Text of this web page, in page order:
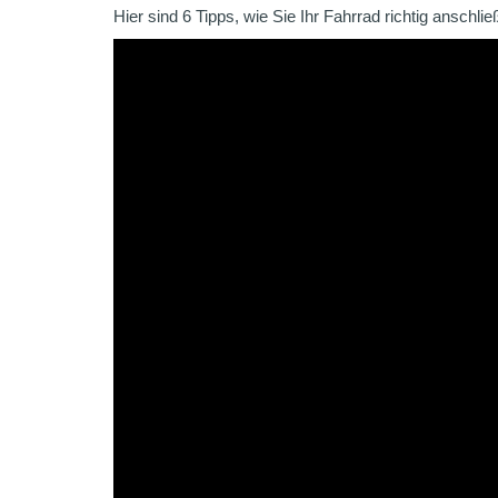
Hier sind 6 Tipps, wie Sie Ihr Fahrrad richtig